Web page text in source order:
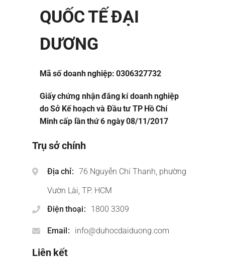
QUỐC TẾ ĐẠI
DƯƠNG
Mã số doanh nghiệp: 0306327732
Giấy chứng nhận đăng kí doanh nghiệp
do Sở Kế hoạch và Đầu tư TP Hồ Chí
Minh cấp lần thứ 6 ngày 08/11/2017
Trụ sở chính
Địa chỉ
76 Nguyễn Chí Thanh, phường
Vườn Lài, TP. HCM
Điện thoại
1800 3309
Email info@duhocdaiduong.com
Liên kết